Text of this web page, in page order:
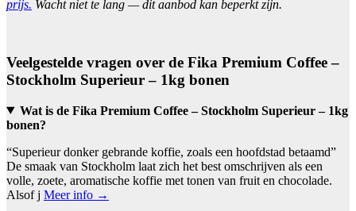
prijs. Wacht niet te lang — dit aanbod kan beperkt zijn.
Veelgestelde vragen over de Fika Premium Coffee –
Stockholm Superieur – 1kg bonen
Wat is de Fika Premium Coffee – Stockholm Superieur – 1kg
bonen?
“Superieur donker gebrande koffie, zoals een hoofdstad betaamd”
De smaak van Stockholm laat zich het best omschrijven als een
volle, zoete, aromatische koffie met tonen van fruit en chocolade.
Alsof j Meer info →